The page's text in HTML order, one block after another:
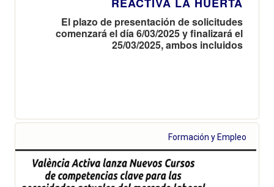
El plazo de presentación de solicitudes
comenzará el día 6/03/2025 y finalizará el
25/03/2025, ambos incluidos
Formación y Empleo